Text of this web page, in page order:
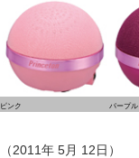
ピンク パープル
（2011年 5月 12日）